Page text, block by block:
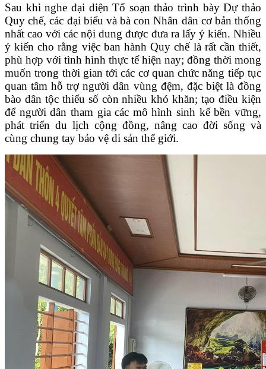
Sau khi nghe đại diện Tổ soạn thảo trình bày Dự thảo
Quy chế, các đại biểu và bà con Nhân dân cơ bản thống
nhất cao với các nội dung được đưa ra lấy ý kiến. Nhiều
ý kiến cho rằng việc ban hành Quy chế là rất cần thiết,
phù hợp với tình hình thực tế hiện nay; đồng thời mong
muốn trong thời gian tới các cơ quan chức năng tiếp tục
quan tâm hỗ trợ người dân vùng đệm, đặc biệt là đồng
bào dân tộc thiểu số còn nhiều khó khăn; tạo điều kiện
để người dân tham gia các mô hình sinh kế bền vững,
phát triển du lịch cộng đồng, nâng cao đời sống và
cùng chung tay bảo vệ di sản thế giới.